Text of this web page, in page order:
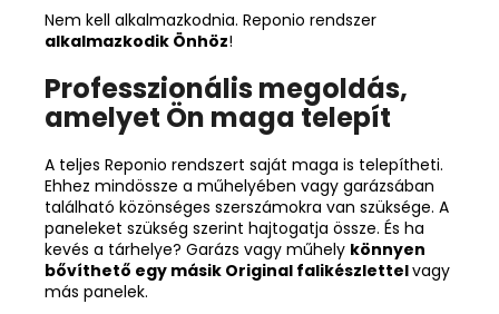
Nem kell alkalmazkodnia. Reponio rendszer
alkalmazkodik Önhöz!
Professzionális megoldás,
amelyet Ön maga telepít
A teljes Reponio rendszert saját maga is telepítheti.
Ehhez mindössze a műhelyében vagy garázsában
található közönséges szerszámokra van szüksége. A
paneleket szükség szerint hajtogatja össze. És ha
kevés a tárhelye? Garázs vagy műhely könnyen
bővíthető egy másik Original falikészlettelvagy
más panelek.